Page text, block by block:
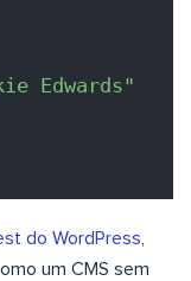
Edwards"
do WordPress,
um CMS sem